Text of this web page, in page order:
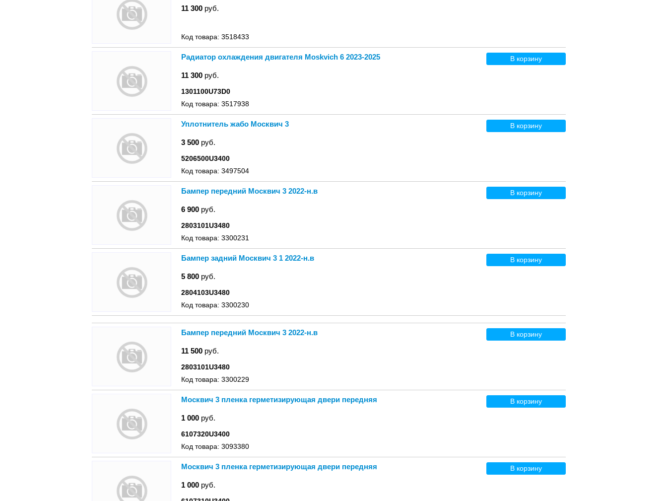
11 300 руб.
Код товара: 3518433
Радиатор охлаждения двигателя Moskvich 6 2023-2025
11 300 руб.
1301100U73D0
Код товара: 3517938
В корзину
Уплотнитель жабо Москвич 3
3 500 руб.
5206500U3400
Код товара: 3497504
В корзину
Бампер передний Москвич 3 2022-н.в
6 900 руб.
2803101U3480
Код товара: 3300231
В корзину
Бампер задний Москвич 3 1 2022-н.в
5 800 руб.
2804103U3480
Код товара: 3300230
В корзину
Бампер передний Москвич 3 2022-н.в
11 500 руб.
2803101U3480
Код товара: 3300229
В корзину
Москвич 3 пленка герметизирующая двери передняя
1 000 руб.
6107320U3400
Код товара: 3093380
В корзину
Москвич 3 пленка герметизирующая двери передняя
1 000 руб.
В корзину